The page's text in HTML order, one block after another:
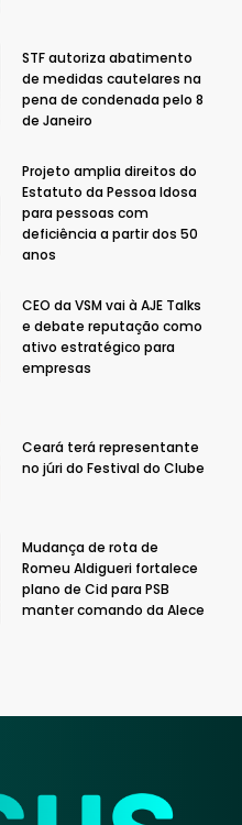
STF autoriza abatimento
de medidas cautelares na
pena de condenada pelo 8
de Janeiro
Projeto amplia direitos do
Estatuto da Pessoa Idosa
para pessoas com
deficiência a partir dos 50
anos
CEO da VSM vai à AJE Talks
e debate reputação como
ativo estratégico para
empresas
Ceará terá representante
no júri do Festival do Clube
Mudança de rota de
Romeu Aldigueri fortalece
plano de Cid para PSB
manter comando da Alece